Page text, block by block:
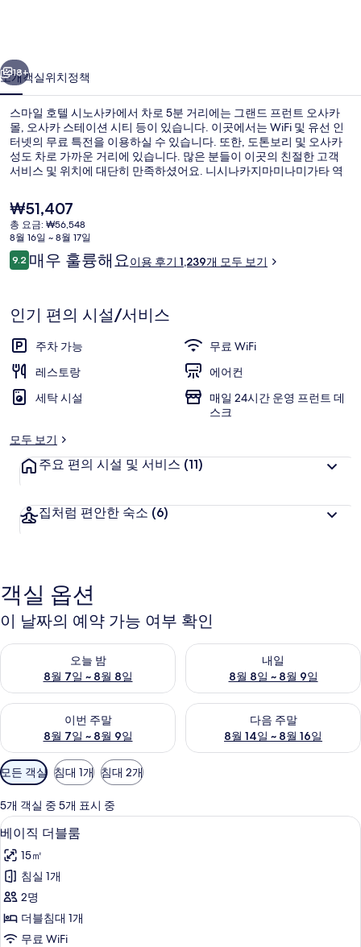
사
카
의
사
진
갤
러
리
18+
소개객실위치정책
스마일 호텔 시노사카에서 차로 5분 거리에는 그랜드 프런트 오사카
몰, 오사카 스테이션 시티 등이 있습니다. 이곳에서는 WiFi 및 유선 인
터넷의 무료 특전을 이용하실 수 있습니다. 또한, 도톤보리 및 오사카
성도 차로 가까운 거리에 있습니다. 많은 분들이 이곳의 친절한 고객
서비스 및 위치에 대단히 만족하셨어요. 니시나카지마미나미가타 역
현
재
가
격
은
₩51,407
총 요금: ₩56,548
8월 16일 ~ 8월 17일
이
용
기
9.210점 만점 중 9.2점.
매우 훌륭해요이용 후기 1,239개 모두 보기
인기 편의 시설/서비스
주차 가능
무료 WiFi
레스토랑
에어컨
세탁 시설
매일 24시간 운영 프런트 데
스크
모두 보기
주요 편의 시설 및 서비스 (11)
집처럼 편안한 숙소 (6)
객실 옵션
이 날짜의 예약 가능 여부 확인
오늘 밤
8월 7일 ~ 8월 8일
오늘 밤 예약 가능 여부 확인, 8월 7일 ~ 8월 8일
내일
8월 8일 ~ 8월 9일
내일 예약 가능 여부 확인, 8월
이번 주말
8월 7일 ~ 8월 9일
이번 주말 예약 가능 여부 확인, 8월 7일 ~ 8월 9일
다음 주말
8월 14일 ~ 8월 16일
다음 주말 예약 가능 여부 확인,
객
실
에
사
용
가
능
한
터
모든 객실 침대 1개 침대 2개
5개 객실 중 5개 표시 중
베
이
직
더
블
룸
베이직 더블룸 | 책상, 노트북 작업 공
7
베이직 더블룸
15㎡
침실 1개
2명
더블침대 1개
무료 WiFi